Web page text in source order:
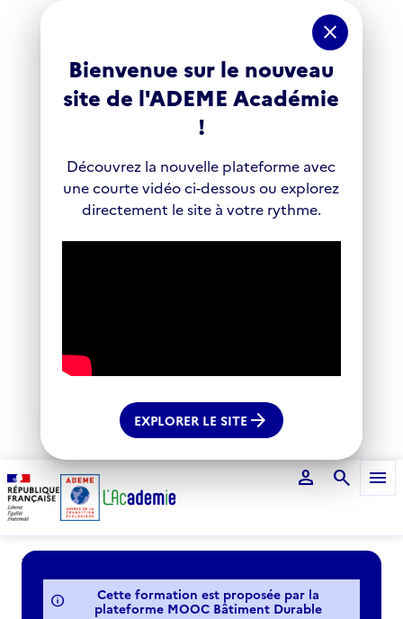
close
Bienvenue sur le nouveau
site de l'ADEME Académie
!
Découvrez la nouvelle plateforme avec
une courte vidéo ci-dessous ou explorez
directement le site à votre rythme.
EXPLORER LE SITEarrow_forward
person search menu
Voir le fil d'Ariane
info
Cette formation est proposée par la
plateforme MOOC Bâtiment Durable